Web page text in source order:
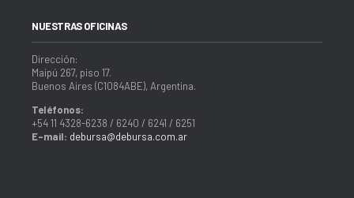
NUESTRAS OFICINAS
Dirección:
Maipú 267, piso 17.
Buenos Aires (C1084ABE), Argentina.
Teléfonos:
+54 11 4328-6238 / 6240 / 6241 / 6251
E-mail: debursa@debursa.com.ar